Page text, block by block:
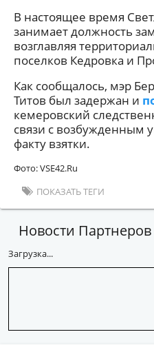
В настоящее время
занимает должность
возглавляя
поселков Кедровка и
Как сообщалось, мэр
Титов был задержан и
кемеровский
связи с возбужденным
факту взятки.
Фото: VSE42.Ru
ПОКАЗАТЬ ТЕГИ
Новости Партнеров
Загрузка...